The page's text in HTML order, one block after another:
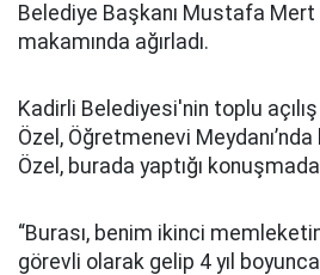
Belediye Başkanı Mustafa Mert
makamında ağırladı.
Kadirli Belediyesi'nin toplu
Özel, Öğretmenevi
Özel, burada yaptığı
“Burası, benim ikinci
görevli olarak gelip 4 yıl